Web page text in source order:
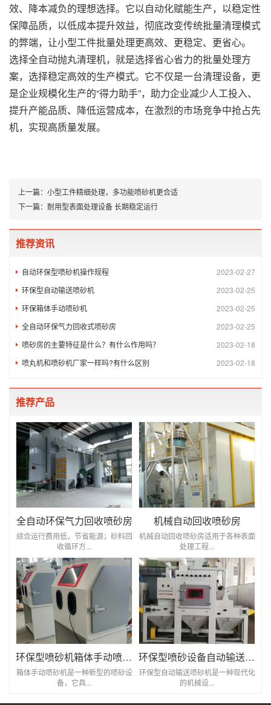
效、降本减负的理想选择。它以自动化赋能生产，以稳定性
保障品质，以低成本提升效益，彻底改变传统批量清理模式
的弊端，让小型工件批量处理更高效、更稳定、更省心。
选择全自动抛丸清理机，就是选择省心省力的批量处理方
案，选择稳定高效的生产模式。它不仅是一台清理设备，更
是企业规模化生产的“得力助手”，助力企业减少人工投入、
提升产能品质、降低运营成本，在激烈的市场竞争中抢占先
机，实现高质量发展。
上一篇： 小型工件精细处理，多功能喷砂机更合适
下一篇： 耐用型表面处理设备 长期稳定运行
推荐资讯
2023-02-27
自动环保型喷砂机操作规程
2023-02-25
环保型自动输送喷砂机
2023-02-25
环保箱体手动喷砂机
2023-02-25
全自动环保气力回收式喷砂房
2023-02-18
喷砂房的主要特征是什么？有什么作用吗？
2023-02-18
喷丸机和喷砂机厂家一样吗?有什么区别
推荐产品
全自动环保气力回收喷砂房
综合运行费用低，节省能源；砂料回
收循环方...
机械自动回收喷砂房
机械自动回收喷砂房适用于各种表面
处理工程...
环保型喷砂机箱体手动喷砂机
箱体手动喷砂机是一种新型的喷砂设
备，它具...
环保型喷砂设备自动输送喷砂机
环保型自动输送喷砂机是一种现代化
的机械设...